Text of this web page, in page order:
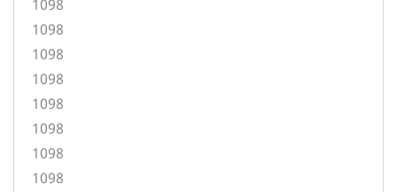
1098
1098
1098
1098
1098
1098
1098
1098